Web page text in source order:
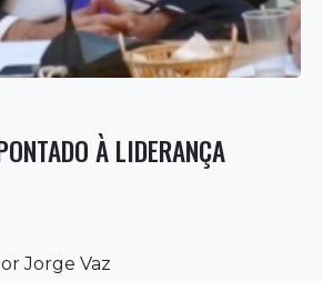
À LIDERANÇA
Jorge Vaz